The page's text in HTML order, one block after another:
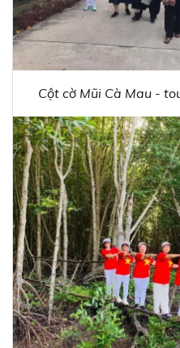
Cột cờ Mũi Cà Mau -